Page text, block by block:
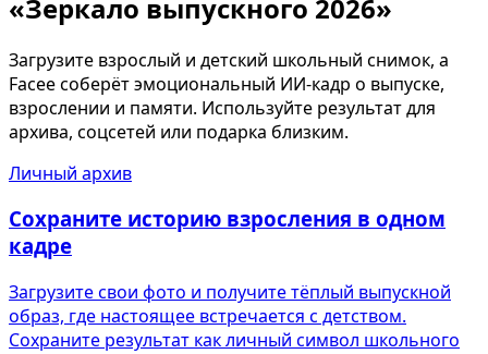
«Зеркало выпускного 2026»
Загрузите взрослый и детский школьный снимок, а
Facee соберёт эмоциональный ИИ-кадр о выпуске,
взрослении и памяти. Используйте результат для
архива, соцсетей или подарка близким.
Личный архив
Сохраните историю взросления в одном
кадре
Загрузите свои фото и получите тёплый выпускной
образ, где настоящее встречается с детством.
Сохраните результат как личный символ школьного